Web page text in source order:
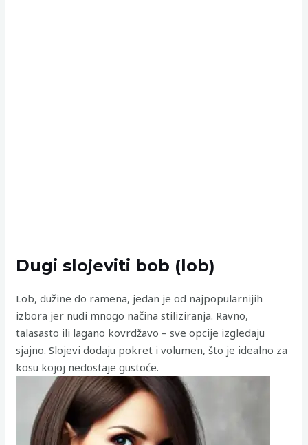
Dugi slojeviti bob (lob)
Lob, dužine do ramena, jedan je od najpopularnijih
izbora jer nudi mnogo načina stiliziranja. Ravno,
talasasto ili lagano kovrdžavo – sve opcije izgledaju
sjajno. Slojevi dodaju pokret i volumen, što je idealno za
kosu kojoj nedostaje gustoće.